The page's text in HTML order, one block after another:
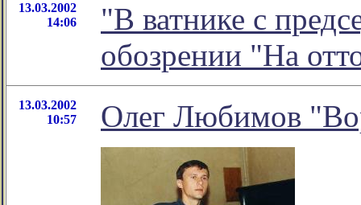
13.03.2002
14:06
"В ватнике с
обозрении "На
13.03.2002
10:57
Олег Любимов